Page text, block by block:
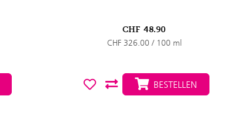
CHF 48.90
CHF 326.00 / 100 ml
BESTELLEN